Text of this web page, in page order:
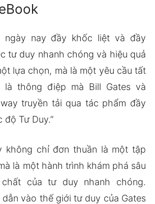
ngày nay đầy khốc liệt và đầy
tư duy nhanh chóng và hiệu quả
lựa chọn, mà là một yêu cầu tất
thông điệp mà Bill Gates và
truyền tải qua tác phẩm đầy
độ Tư Duy.”
không chỉ đơn thuần là một tập
là một hành trình khám phá sâu
của tư duy nhanh chóng.
vào thế giới tư duy của Gates